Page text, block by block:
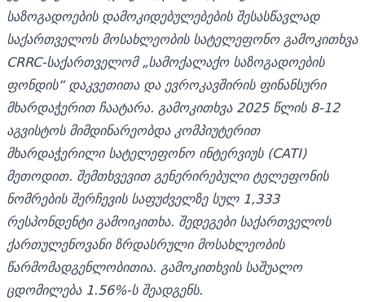
საზოგადოების დამოკიდებულებების შესასწავლად
საქართველოს მოსახლეობის სატელეფონო გამოკითხვა
CRRC-საქართველომ „სამოქალაქო საზოგადოების
ფონდის“ დაკვეთითა და ევროკავშირის ფინანსური
მხარდაჭერით ჩაატარა. გამოკითხვა 2025 წლის 8-12
აგვისტოს მიმდინარეობდა კომპიუტერით
მხარდაჭერილი სატელეფონო ინტერვიუს (CATI)
მეთოდით. შემთხვევით გენერირებული ტელეფონის
ნომრების შერჩევის საფუძველზე სულ 1,333
რესპონდენტი გამოიკითხა. შედეგები საქართველოს
ქართულენოვანი ზრდასრული მოსახლეობის
წარმომადგენლობითია. გამოკითხვის საშუალო
ცდომილება 1.56%-ს შეადგენს.